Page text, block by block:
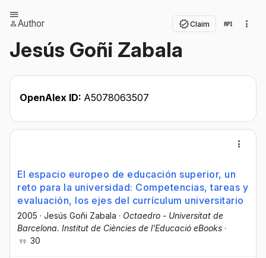
Author Claim
Jesús Goñi Zabala
OpenAlex ID: A5078063507
El espacio europeo de educación superior, un
reto para la universidad: Competencias, tareas y
evaluación, los ejes del currículum universitario
2005 · Jesús Goñi Zabala · Octaedro - Universitat de
Barcelona. Institut de Ciències de l'Educació eBooks ·
30